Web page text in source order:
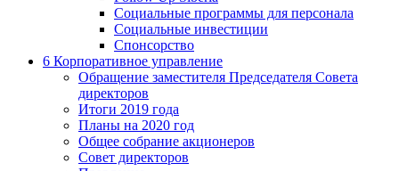
Социальные программы для персонала
Социальные инвестиции
Спонсорство
6 Корпоративное управление
Обращение заместителя Председателя Совета
директоров
Итоги 2019 года
Планы на 2020 год
Общее собрание акционеров
Совет директоров